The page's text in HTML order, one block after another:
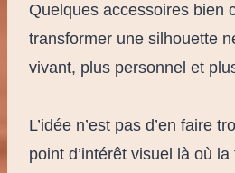
Quelques accessoires bien
transformer une silhouette
vivant, plus personnel et
L’idée n’est pas d’en faire
point d’intérêt visuel là où